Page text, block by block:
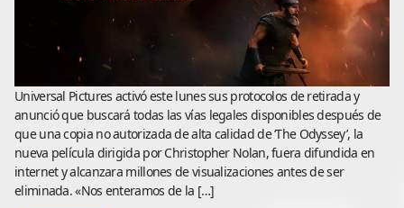
Universal Pictures activó este lunes sus protocolos de retirada y
anunció que buscará todas las vías legales disponibles después de
que una copia no autorizada de alta calidad de ‘The Odyssey’, la
nueva película dirigida por Christopher Nolan, fuera difundida en
internet y alcanzara millones de visualizaciones antes de ser
eliminada. «Nos enteramos de la […]